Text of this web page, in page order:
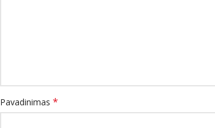
Pavadinimas *